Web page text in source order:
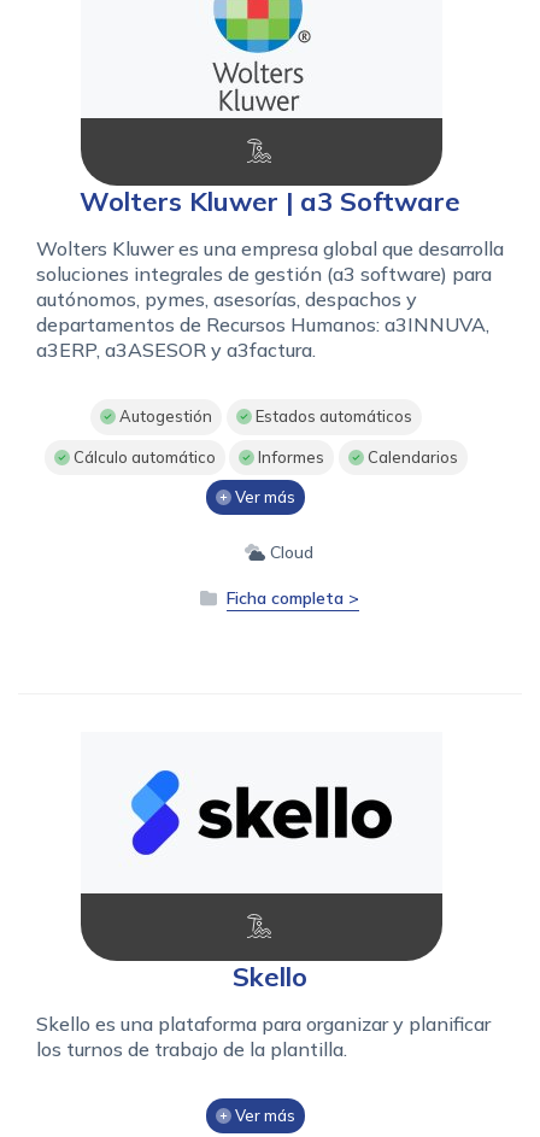
Wolters Kluwer | a3 Software
Wolters Kluwer es una empresa global que desarrolla
soluciones integrales de gestión (a3 software) para
autónomos, pymes, asesorías, despachos y
departamentos de Recursos Humanos: a3INNUVA,
a3ERP, a3ASESOR y a3factura.
Autogestión Estados automáticos
Cálculo automático Informes Calendarios
Ver más
Cloud
Ficha completa >
Skello
Skello es una plataforma para organizar y planificar
los turnos de trabajo de la plantilla.
Ver más